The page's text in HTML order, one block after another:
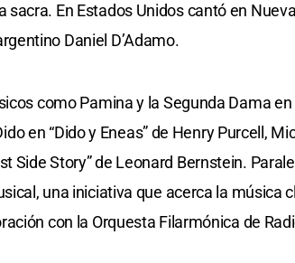
En Estados Unidos cantó en
Daniel D’Adamo.
como Pamina y la Segunda Dama en
en “Dido y Eneas” de Henry Purcell,
Side Story” de Leonard Bernstein.
una iniciativa que acerca la música
con la Orquesta Filarmónica de